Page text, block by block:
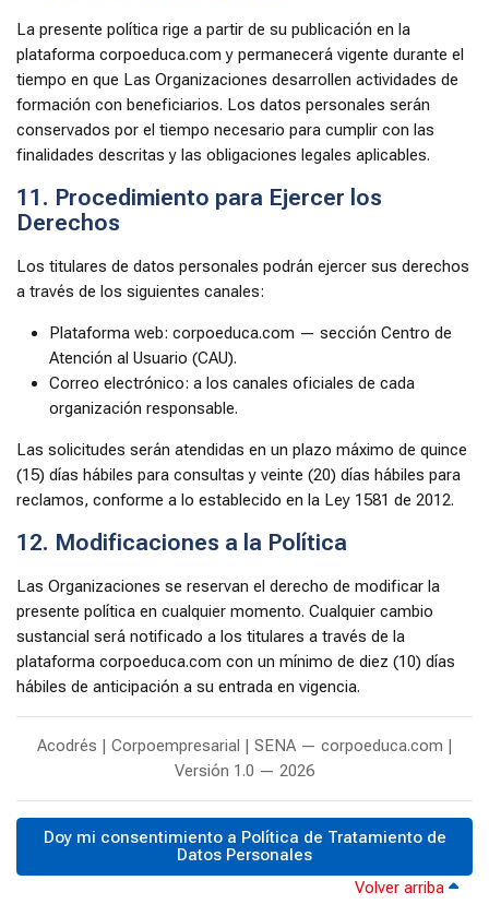
La presente política rige a partir de su publicación en la
plataforma corpoeduca.com y permanecerá vigente durante el
tiempo en que Las Organizaciones desarrollen actividades de
formación con beneficiarios. Los datos personales serán
conservados por el tiempo necesario para cumplir con las
finalidades descritas y las obligaciones legales aplicables.
11. Procedimiento para Ejercer los
Derechos
Los titulares de datos personales podrán ejercer sus derechos
a través de los siguientes canales:
Plataforma web: corpoeduca.com — sección Centro de
Atención al Usuario (CAU).
Correo electrónico: a los canales oficiales de cada
organización responsable.
Las solicitudes serán atendidas en un plazo máximo de quince
(15) días hábiles para consultas y veinte (20) días hábiles para
reclamos, conforme a lo establecido en la Ley 1581 de 2012.
12. Modificaciones a la Política
Las Organizaciones se reservan el derecho de modificar la
presente política en cualquier momento. Cualquier cambio
sustancial será notificado a los titulares a través de la
plataforma corpoeduca.com con un mínimo de diez (10) días
hábiles de anticipación a su entrada en vigencia.
Acodrés | Corpoempresarial | SENA — corpoeduca.com |
Versión 1.0 — 2026
Doy mi consentimiento a Política de Tratamiento de
Datos Personales
Volver arriba